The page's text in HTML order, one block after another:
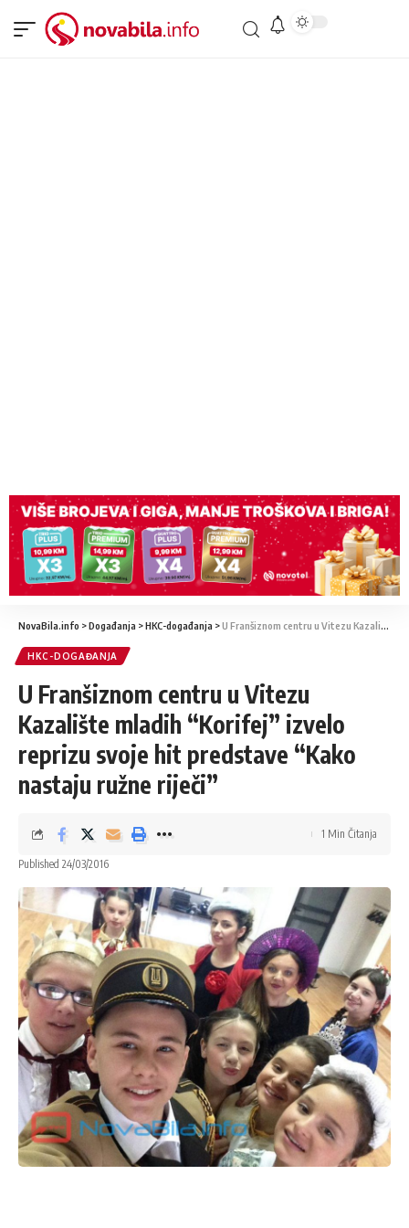
NovaBila.info >Događanja >HKC-događanja >U Franšiznom centru u Vitezu Kazalište mladih “Korifej” izvelo reprizu svoje hit predstave “Kako nastaju ružne riječi”
HKC-DOGAĐANJA
U Franšiznom centru u Vitezu
Kazalište mladih “Korifej” izvelo
reprizu svoje hit predstave “Kako
nastaju ružne riječi”
Published 24/03/2016
1 Min Čitanja